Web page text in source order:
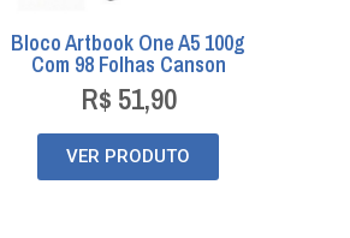
Bloco Artbook One A5 100g
Com 98 Folhas Canson
R$ 51,90
VER PRODUTO